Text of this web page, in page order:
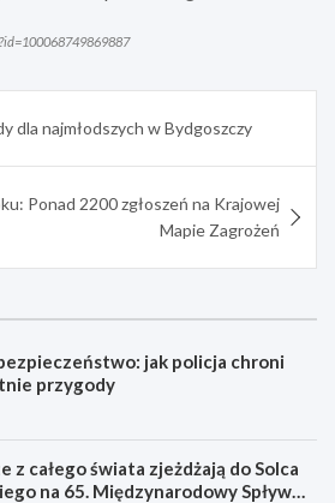
dla najmłodszych w Bydgoszczy
Ponad 2200 zgłoszeń na Krajowej
Mapie Zagrożeń
jak policja chroni
przygody
z całego świata zjeżdżają do Solca
na 65. Międzynarodowy Spływ